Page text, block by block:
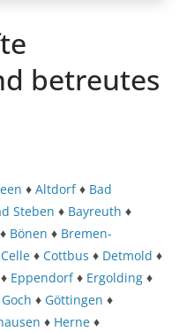
betreutes
♦ Altdorf♦ Bad
Steben ♦ Bayreuth ♦
♦ Bönen ♦ Bremen-
Celle ♦ Cottbus ♦ Detmold ♦
♦ Eppendorf♦ Ergolding ♦
Goch ♦ Göttingen ♦
♦ Herne ♦